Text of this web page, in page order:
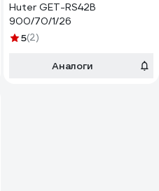
Huter GET-RS42B
900/70/1/26
5(2)
Аналоги